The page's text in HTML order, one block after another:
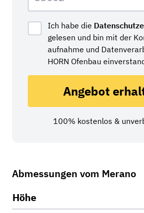
Ich habe die
gelesen und bin mit der
aufnahme und
HORN Ofenbau
Angebot
100% kostenlos &
Abmessungen vom Merano
Höhe